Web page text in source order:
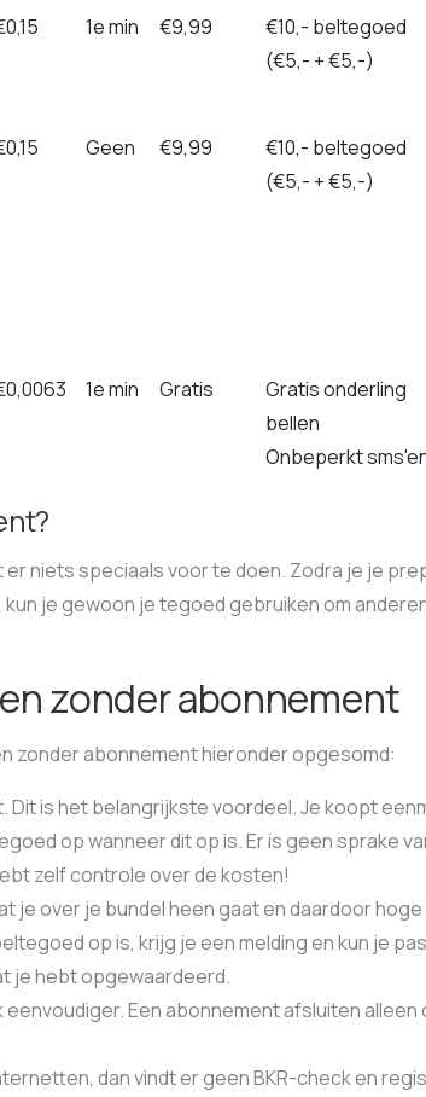
1e min €9,99
€10,- beltegoed
(€5,- + €5,-)
Geen €9,99
€10,- beltegoed
(€5,- + €5,-)
1e min Gratis
Gratis onderling
bellen
Onbeperkt
niets speciaals voor te doen. Zodra je je
je gewoon je tegoed gebruiken om
zonder abonnement
zonder abonnement hieronder opgesomd:
Dit is het belangrijkste voordeel. Je koopt
op wanneer dit op is. Er is geen sprake
zelf controle over de kosten!
je over je bundel heen gaat en daardoor
op is, krijg je een melding en kun je
je hebt opgewaardeerd.
Een abonnement afsluiten alleen
dan vindt er geen BKR-check en